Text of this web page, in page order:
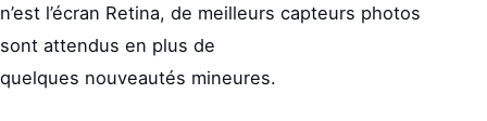
n’est l’écran Retina, de meilleurs capteurs photos
sont attendus en plus de
quelques nouveautés mineures.